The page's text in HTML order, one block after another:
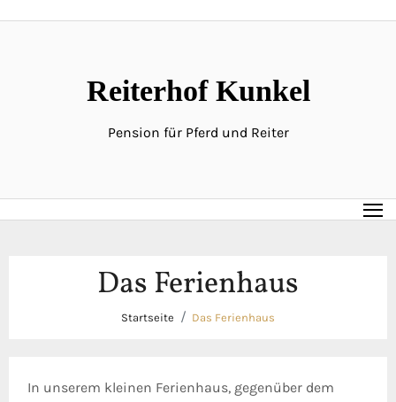
Reiterhof Kunkel
Pension für Pferd und Reiter
Das Ferienhaus
Startseite Das Ferienhaus
In unserem kleinen Ferienhaus, gegenüber dem